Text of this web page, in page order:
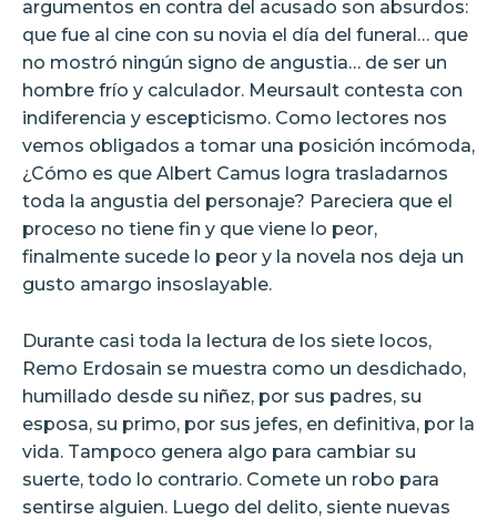
argumentos en contra del acusado son absurdos:
que fue al cine con su novia el día del funeral… que
no mostró ningún signo de angustia… de ser un
hombre frío y calculador. Meursault contesta con
indiferencia y escepticismo. Como lectores nos
vemos obligados a tomar una posición incómoda,
¿Cómo es que Albert Camus logra trasladarnos
toda la angustia del personaje? Pareciera que el
proceso no tiene fin y que viene lo peor,
finalmente sucede lo peor y la novela nos deja un
gusto amargo insoslayable.
Durante casi toda la lectura de los siete locos,
Remo Erdosain se muestra como un desdichado,
humillado desde su niñez, por sus padres, su
esposa, su primo, por sus jefes, en definitiva, por la
vida. Tampoco genera algo para cambiar su
suerte, todo lo contrario. Comete un robo para
sentirse alguien. Luego del delito, siente nuevas